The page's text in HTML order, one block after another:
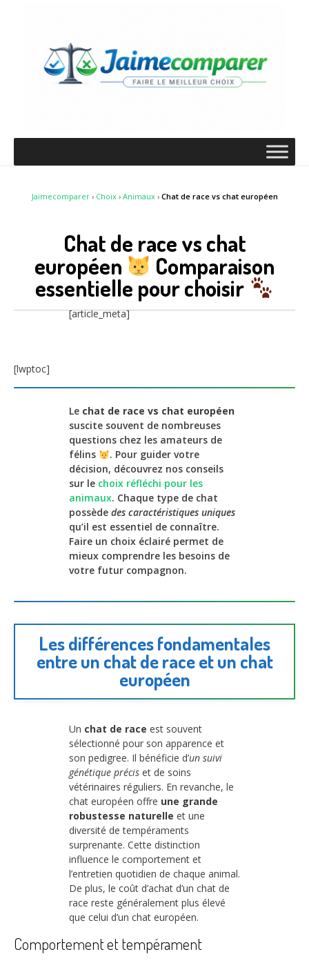
Jaimecomparer› Choix› Animaux› Chat de race vs chat européen
Chat de race vs chat
européen
Comparaison
essentielle pour choisir
[article_meta]
[lwptoc]
Le chat de race vs chat européen
suscite souvent de nombreuses
questions chez les amateurs de
félins
. Pour guider votre
décision, découvrez nos conseils
sur le choix réfléchi pour les
animaux. Chaque type de chat
possède des caractéristiques uniques
qu’il est essentiel de connaître.
Faire un choix éclairé permet de
mieux comprendre les besoins de
votre futur compagnon.
Les différences fondamentales
entre un chat de race et un chat
européen
Un chat de race est souvent
sélectionné pour son apparence et
son pedigree. Il bénéficie d’un suivi
génétique précis et de soins
vétérinaires réguliers. En revanche, le
chat européen offre une grande
robustesse naturelle et une
diversité de tempéraments
surprenante. Cette distinction
influence le comportement et
l’entretien quotidien de chaque animal.
De plus, le coût d’achat d’un chat de
race reste généralement plus élevé
que celui d’un chat européen.
Comportement et tempérament